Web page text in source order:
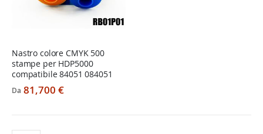
Nastro colore CMYK 500
stampe per HDP5000
compatibile 84051 084051
Da 81,700 €